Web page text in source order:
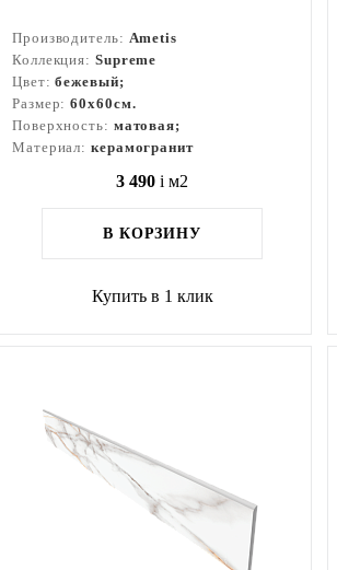
Производитель: Ametis
Коллекция: Supreme
Цвет:бежевый;
Размер:60x60см.
Поверхность: матовая;
Материал: керамогранит
3 490 i м2
В КОРЗИНУ
Купить в 1 клик